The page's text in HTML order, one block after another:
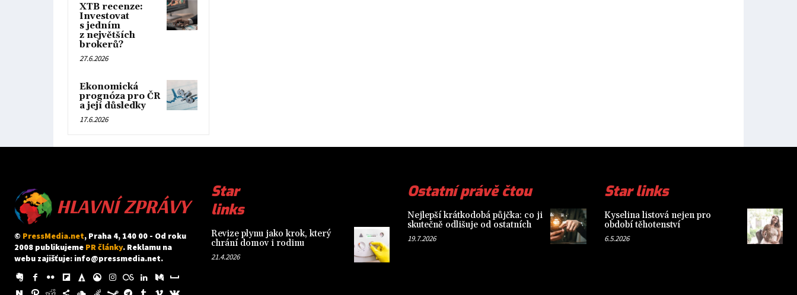
XTB recenze:
Investovat
s jedním
z největších
brokerů?
27.6.2026
Ekonomická
prognóza pro ČR
a její důsledky
17.6.2026
HLAVNÍ ZPRÁVY
© PressMedia.net, Praha 4, 140 00 - Od roku
2008 publikujeme PR články. Reklamu na
webu zajišťuje: info@pressmedia.net.
Star
links
Revize plynu jako krok, který
chrání domov i rodinu
21.4.2026
Ostatní právě čtou
Nejlepší krátkodobá půjčka: co ji
skutečně odlišuje od ostatních
19.7.2026
Star links
Kyselina listová nejen pro
období těhotenství
6.5.2026